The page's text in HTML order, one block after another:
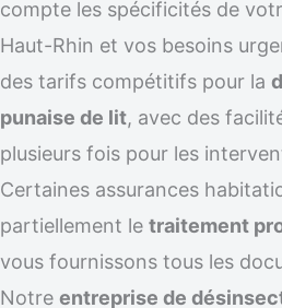
compte les spécificités de
Haut-Rhin et vos besoins
des tarifs compétitifs pour la
punaise de lit, avec des
plusieurs fois pour les
Certaines assurances
partiellement le traitement
vous fournissons tous les
Notre entreprise de